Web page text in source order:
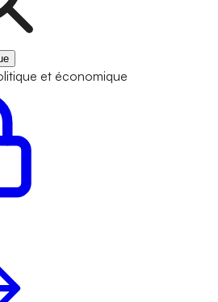
et économique